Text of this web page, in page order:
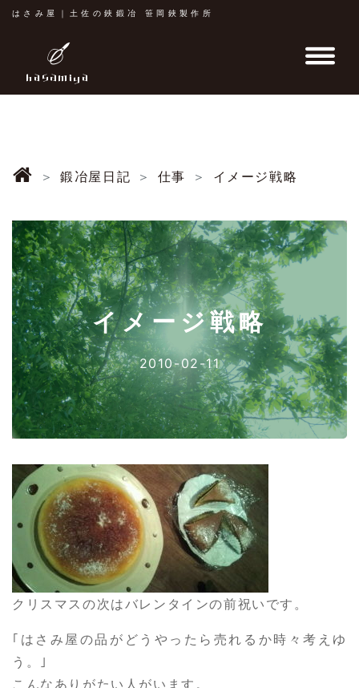
はさみ屋｜土佐の鋏鍛冶 笹岡鋏製作所
鍛冶屋日記 仕事 イメージ戦略
イメージ戦略
2010-02-11
クリスマスの次はバレンタインの前祝いです。
｢はさみ屋の品がどうやったら売れるか時々考えゆ
う。｣
こんなありがたい人がいます。